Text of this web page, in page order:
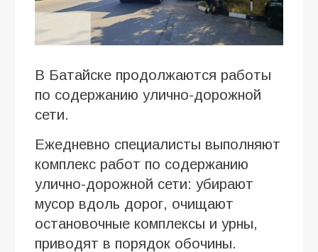
В Батайске продолжаются работы
по содержанию улично-дорожной
сети.
Ежедневно специалисты выполняют
комплекс работ по содержанию
улично-дорожной сети: убирают
мусор вдоль дорог, очищают
остановочные комплексы и урны,
приводят в порядок обочины.